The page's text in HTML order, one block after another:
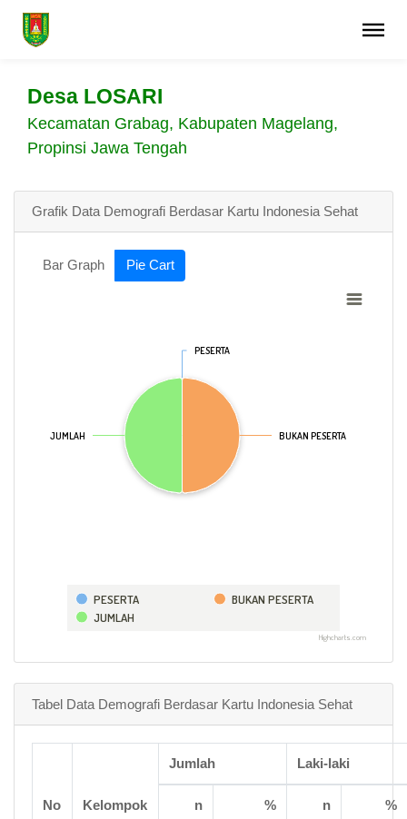
Desa LOSARI
Kecamatan Grabag, Kabupaten Magelang,
Propinsi Jawa Tengah
Grafik Data Demografi Berdasar Kartu Indonesia Sehat
Bar Graph Pie Cart
PESERTA
PESERTA
BUKAN PESERTA
BUKAN PESERTA
JUMLAH
JUMLAH
PESERTA
BUKAN PESERTA
JUMLAH
Highcharts.com
Tabel Data Demografi Berdasar Kartu Indonesia Sehat
No Kelompok
Jumlah Laki-laki
n % n %